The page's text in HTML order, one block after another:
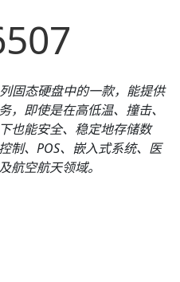
固态硬盘中的一款， 能提供
，即使是在高低温、撞击、
也能安全、稳定地存储数
制、POS、嵌入式系统、医
航空航天领域。